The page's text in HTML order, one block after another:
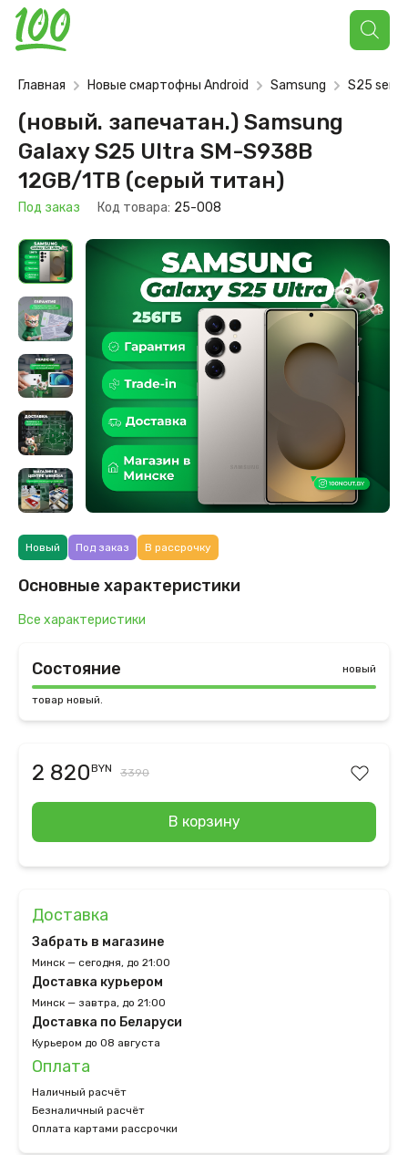
Поиск
товаров
Главная Новые смартофны Android Samsung S25
(новый. запечатан.) Samsung
Galaxy S25 Ultra SM-S938B
12GB/1TB (серый титан)
Под заказ Код товара: 25-008
Новый Под заказ В рассрочку
Основные характеристики
Все характеристики
Состояние новый
товар новый.
2 820BYN 3390
В корзину
Доставка
Забрать в магазине
Минск — сегодня, до 21:00
Доставка курьером
Минск — завтра, до 21:00
Доставка по Беларуси
Курьером до 08 августа
Оплата
Наличный расчёт
Безналичный расчёт
Оплата картами рассрочки